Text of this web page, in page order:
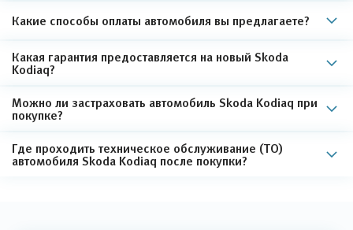
Какие способы оплаты автомобиля вы предлагаете?
Какая гарантия предоставляется на новый Skoda
Kodiaq?
Можно ли застраховать автомобиль Skoda Kodiaq при
покупке?
Где проходить техническое обслуживание (ТО)
автомобиля Skoda Kodiaq после покупки?